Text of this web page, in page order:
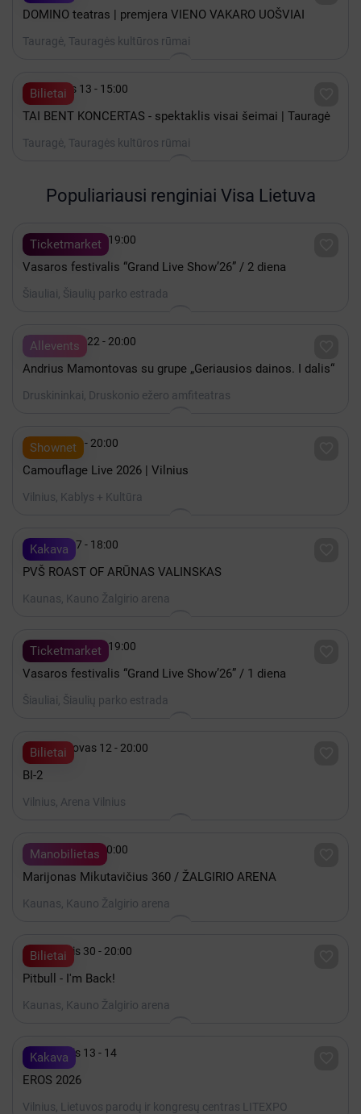
DOMINO teatras | premjera VIENO VAKARO UOŠVIAI
Tauragė, Tauragės kultūros rūmai
Bilietai
 Gruodis 13 - 15:00
TAI BENT KONCERTAS - spektaklis visai šeimai | Tauragė
Tauragė, Tauragės kultūros rūmai
Populiariausi renginiai Visa Lietuva
Ticketmarket
 Rugpjūtis 08 - 19:00
Vasaros festivalis “Grand Live Show’26” / 2 diena
Šiauliai, Šiaulių parko estrada
Allevents
 Rugpjūtis 22 - 20:00
Andrius Mamontovas su grupe „Geriausios dainos. I dalis“
Druskininkai, Druskonio ežero amfiteatras
Shownet
 Spalis 15 - 20:00
Camouflage Live 2026 | Vilnius
Vilnius, Kablys + Kultūra
Kakava
 Spalis 17 - 18:00
PVŠ ROAST OF ARŪNAS VALINSKAS
Kaunas, Kauno Žalgirio arena
Ticketmarket
 Rugpjūtis 07 - 19:00
Vasaros festivalis “Grand Live Show’26” / 1 diena
Šiauliai, Šiaulių parko estrada
Bilietai
 2027 Kovas 12 - 20:00
BI-2
Vilnius, Arena Vilnius
Manobilietas
 Gruodis 19 - 20:00
Marijonas Mikutavičius 360 / ŽALGIRIO ARENA
Kaunas, Kauno Žalgirio arena
Bilietai
 Lapkritis 30 - 20:00
Pitbull - I'm Back!
Kaunas, Kauno Žalgirio arena
Kakava
 Lapkritis 13 - 14
EROS 2026
Vilnius, Lietuvos parodų ir kongresų centras LITEXPO